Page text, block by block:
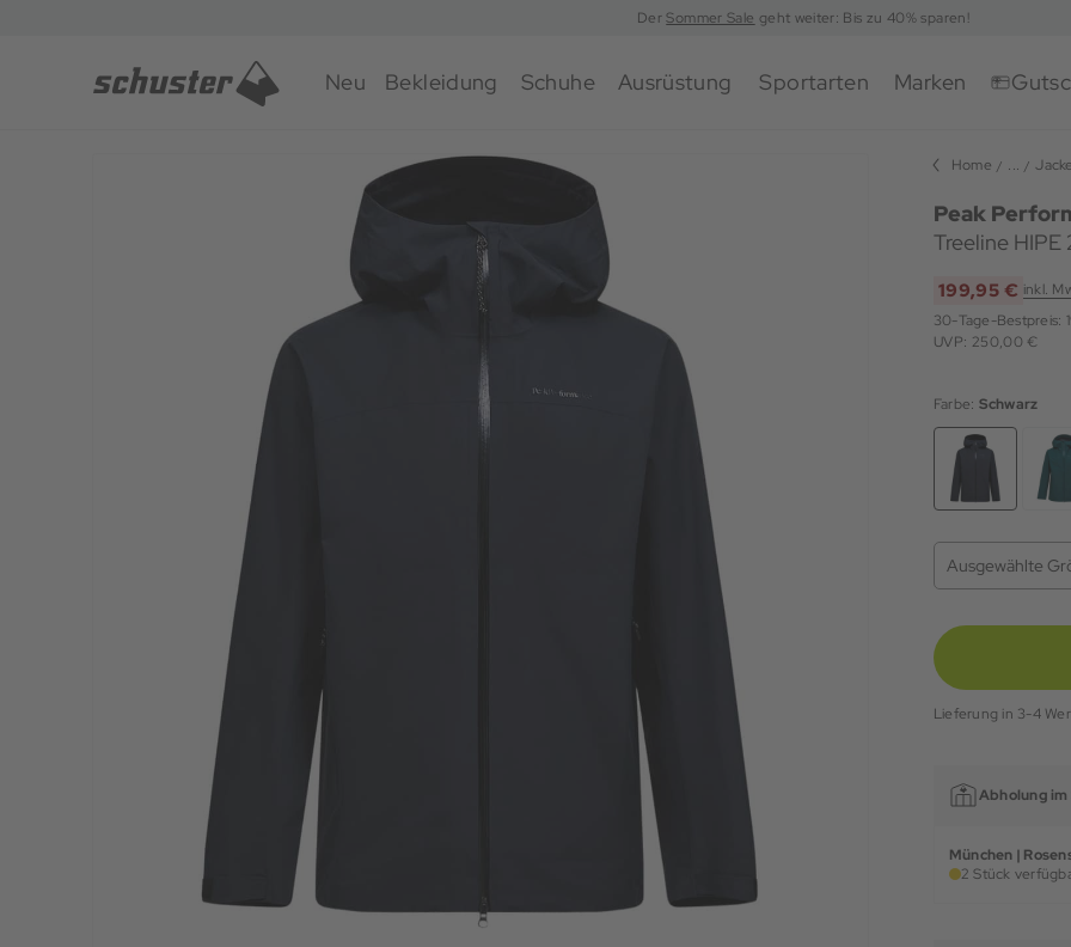
DerSommer Sale geht weiter: Bis zu 40% sparen!
Neu Bekleidung Schuhe Ausrüstung Sportarten Marken
Home ...
Peak
Treeline HIPE
199,95 € inkl.
30-Tage-Bestpreis:
UVP: 250,00 €
Farbe: Schwarz
Ausgewählte
Lieferung in 3-4
Abholung im
München |
2 Stück